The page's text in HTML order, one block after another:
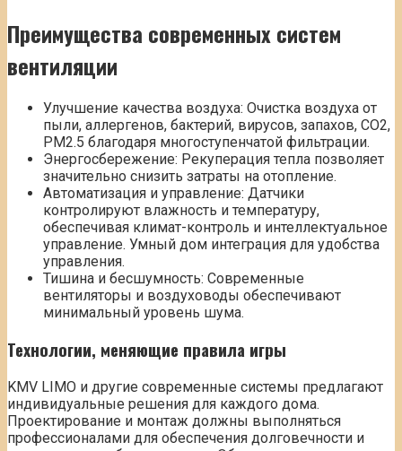
Преимущества современных систем
вентиляции
Улучшение качества воздуха: Очистка воздуха от
пыли, аллергенов, бактерий, вирусов, запахов, CO2,
PM2.5 благодаря многоступенчатой фильтрации.
Энергосбережение: Рекуперация тепла позволяет
значительно снизить затраты на отопление.
Автоматизация и управление: Датчики
контролируют влажность и температуру,
обеспечивая климат-контроль и интеллектуальное
управление. Умный дом интеграция для удобства
управления.
Тишина и бесшумность: Современные
вентиляторы и воздуховоды обеспечивают
минимальный уровень шума.
Технологии, меняющие правила игры
KMV LIMO и другие современные системы предлагают
индивидуальные решения для каждого дома.
Проектирование и монтаж должны выполняться
профессионалами для обеспечения долговечности и